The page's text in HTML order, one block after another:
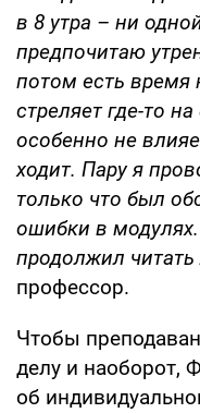
в 8 утра – ни
предпочитаю
потом есть время
стреляет где-то
особенно не
ходит. Пару я
только что был
ошибки в
продолжил
профессор.
Чтобы
делу и наоборот,
об